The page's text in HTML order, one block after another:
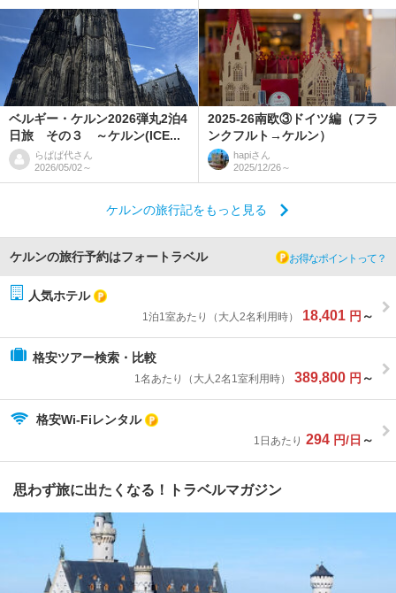
ベルギー・ケルン2026弾丸2泊4
日旅 その３ ～ケルン(ICE...
らぱぱ代さん
2026/05/02～
2025-26南欧③ドイツ編（フラ
ンクフルト→ケルン）
hapiさん
2025/12/26～
ケルンの旅行記をもっと見る
ケルンの旅行予約はフォートラベル お得なポイントって？
人気ホテル
1泊1室あたり（大人2名利用時） 18,401 円 ～
格安ツアー検索・比較
1名あたり（大人2名1室利用時） 389,800 円 ～
格安Wi-Fiレンタル
1日あたり 294 円/日 ～
思わず旅に出たくなる！トラベルマガジン